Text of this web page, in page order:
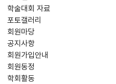
학술대회 자료
포토갤러리
회원마당
공지사항
회원가입안내
회원동정
학회활동